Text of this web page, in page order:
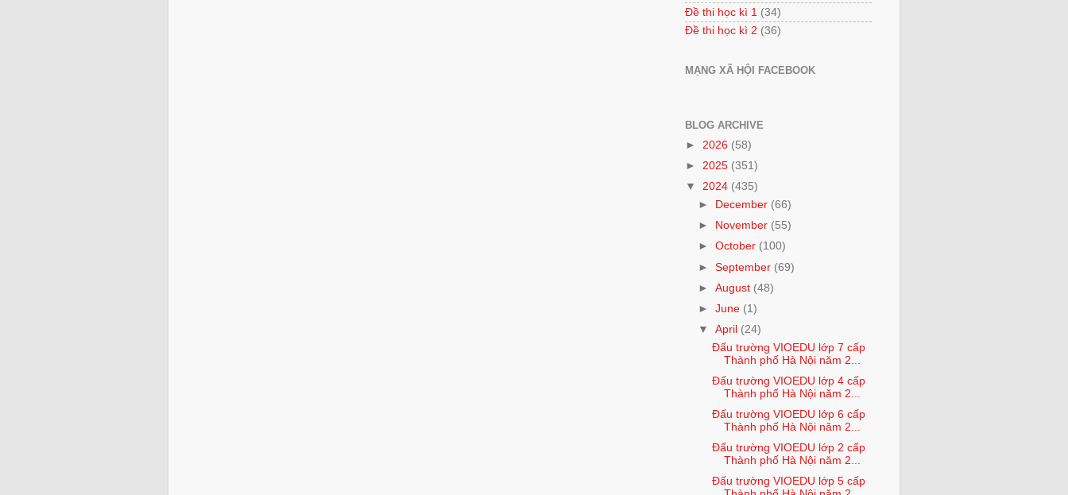
Đề thi học kì 1 (34)
Đề thi học kì 2 (36)
MẠNG XÃ HỘI FACEBOOK
BLOG ARCHIVE
► 2026 (58)
► 2025 (351)
▼ 2024 (435)
►
December (66)
►
November (55)
►October (100)
►September (69)
►August (48)
►June (1)
▼April (24)
Đấu trường VIOEDU lớp 7 cấp
Thành phố Hà Nội năm 2...
Đấu trường VIOEDU lớp 4 cấp
Thành phố Hà Nội năm 2...
Đấu trường VIOEDU lớp 6 cấp
Thành phố Hà Nội năm 2...
Đấu trường VIOEDU lớp 2 cấp
Thành phố Hà Nội năm 2...
Đấu trường VIOEDU lớp 5 cấp